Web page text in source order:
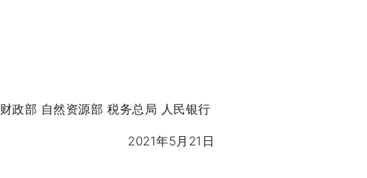
财政部 自然资源部 税务总局 人民银行
2021年5月21日